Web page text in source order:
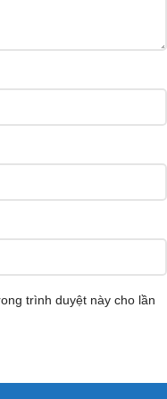
trình duyệt này cho lần